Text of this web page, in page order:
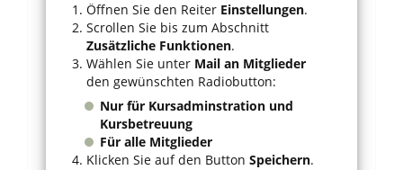
Öffnen Sie den Reiter Einstellungen.
Scrollen Sie bis zum Abschnitt
Zusätzliche Funktionen.
Wählen Sie unter Mail an Mitglieder
den gewünschten Radiobutton:
Nur für Kursadminstration und
Kursbetreuung
Für alle Mitglieder
Klicken Sie auf den Button Speichern.